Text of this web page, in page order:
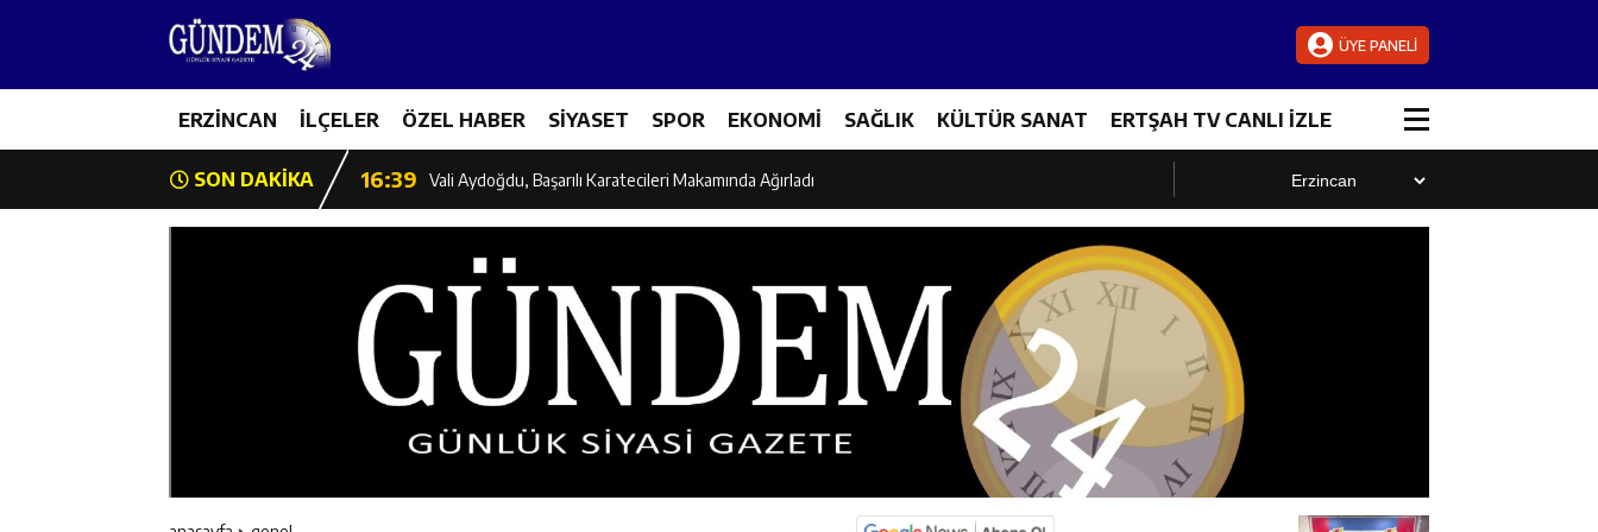
ÜYE PANELİ
ERZİNCAN İLÇELER ÖZEL HABER SİYASET SPOR EKONOMİ SAĞLIK KÜLTÜR SANAT ERTŞAH TV CANLI İZLE
SON DAKİKA
16:40 Mustafa Sarıgül’den “Parti Değiştirdi” İddialarına Yanıt
16:39 Vali Aydoğdu, Başarılı Karatecileri Makamında Ağırladı
11:42 Erzincan’da Kadına Yönelik Şiddetle Mücadele İçin Kurumlar Bir Araya Geldi
11:41 Hafızlık Sadece Ezber Değil, Kur’an’ın Anlamıyla Yaşamaktır
HSK Başkanvekili Fuzuli Aydoğdu’dan Erzincan Valisi Hamza Aydoğdu’ya Ziyaret